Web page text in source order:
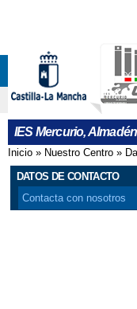
IES Mercurio,
Se
Inicio » Nuestro Centro »
DATOS DE CONTACTO
Contacta con nosotros